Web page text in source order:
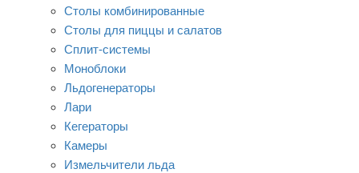
Столы комбинированные
Столы для пиццы и салатов
Сплит-системы
Моноблоки
Льдогенераторы
Лари
Кегераторы
Камеры
Измельчители льда